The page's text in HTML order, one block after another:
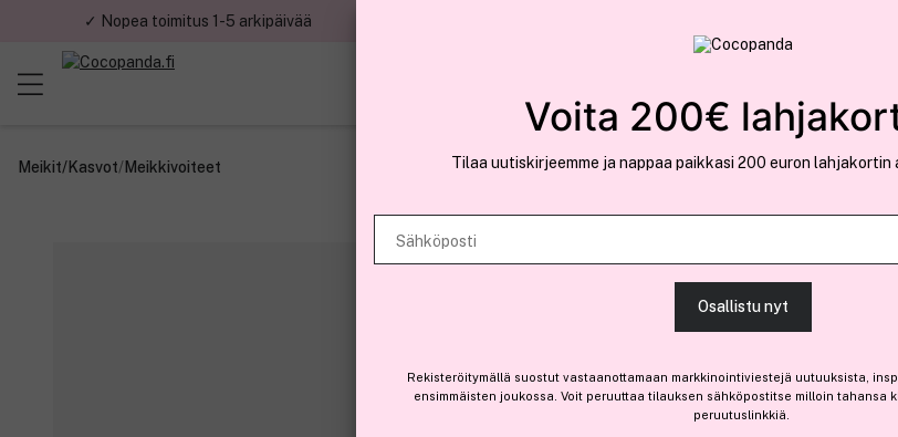
✓ Nopea toimitus 1-5 arkipäivää
Meikit/Kasvot/Meikkivoiteet
KimChi
A Really Good
Vain 1 varastossa
30,55 €
Voita 200€
Tilaa uutiskirjeemme ja nappaa paikkasi 200 euron lahjakortin
Sähköposti
Osallistu nyt
Rekisteröitymällä suostut vastaanottamaan markkinointiviestejä uutuuksista,
ensimmäisten joukossa. Voit peruuttaa tilauksen sähköpostitse milloin tahansa
peruutuslinkkiä.